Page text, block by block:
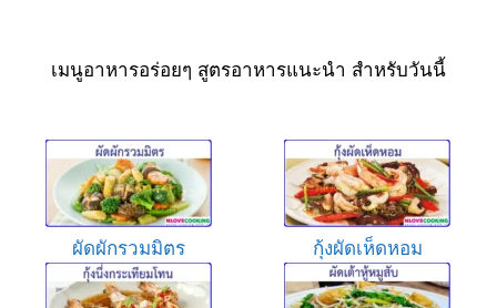
เมนูอาหารอร่อยๆ สูตรอาหารแนะนำ สำหรับวันนี้
ผัดผักรวมมิตร กุ้งผัดเห็ดหอม